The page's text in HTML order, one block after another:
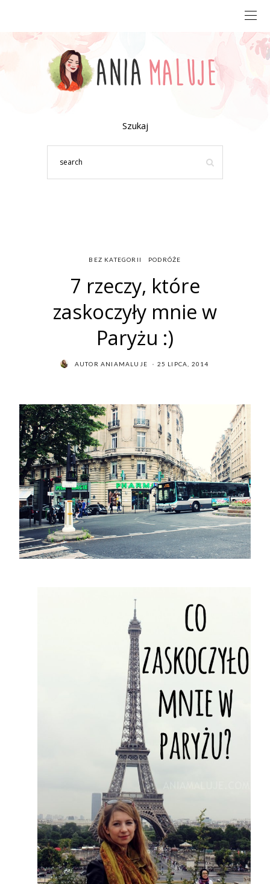
Szukaj
BEZ KATEGORII PODRÓŻE
7 rzeczy, które
zaskoczyły mnie w
Paryżu :)
AUTORANIAMALUJE
POSTED
25 LIPCA, 2014